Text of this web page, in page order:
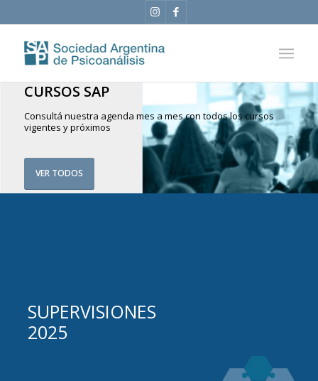
CURSOS SAP
Consultá nuestra agenda mes a mes con todos los cursos
vigentes y próximos
VER TODOS
SUPERVISIONES
2025